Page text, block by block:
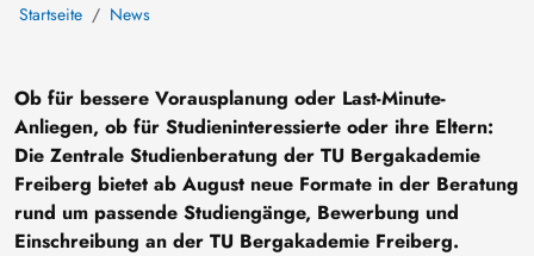
Startseite News
Ob für bessere Vorausplanung oder Last-Minute-
Anliegen, ob für Studieninteressierte oder ihre Eltern:
Die Zentrale Studienberatung der TU Bergakademie
Freiberg bietet ab August neue Formate in der Beratung
rund um passende Studiengänge, Bewerbung und
Einschreibung an der TU Bergakademie Freiberg.